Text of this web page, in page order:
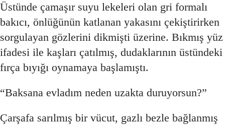
Üstünde çamaşır suyu lekeleri olan gri formalı
bakıcı, önlüğünün katlanan yakasını çekiştirirken
sorgulayan gözlerini dikmişti üzerine. Bıkmış yüz
ifadesi ile kaşları çatılmış, dudaklarının üstündeki
fırça bıyığı oynamaya başlamıştı.
“Baksana evladım neden uzakta duruyorsun?”
Çarşafa sarılmış bir vücut, gazlı bezle bağlanmış